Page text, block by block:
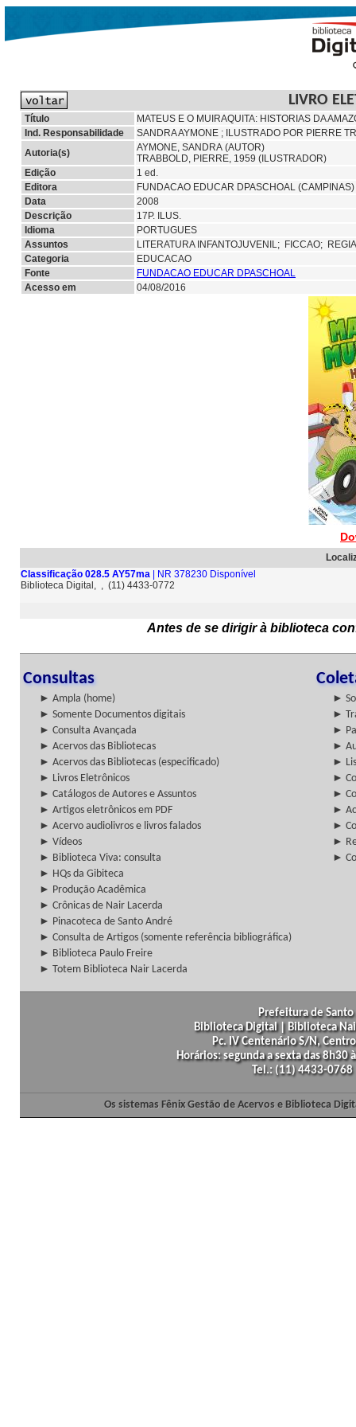
LIVRO
Título
MATEUS E O MUIRAQUITA: HISTORIAS DA
Ind. Responsabilidade
SANDRA AYMONE ; ILUSTRADO POR PIERRE
Autoria(s)
AYMONE, SANDRA (AUTOR)
TRABBOLD, PIERRE, 1959 (ILUSTRADOR)
Edição
1 ed.
Editora
FUNDACAO EDUCAR DPASCHOAL (CAMPINAS)
Data
2008
Descrição
17P. ILUS.
Idioma
PORTUGUES
Assuntos
LITERATURA INFANTOJUVENIL; FICCAO;
Categoria
EDUCACAO
Fonte
FUNDACAO EDUCAR DPASCHOAL
Acesso em
04/08/2016
Classificação 028.5 AY57ma | NR 378230 Disponível
Biblioteca Digital, , (11) 4433-0772
Antes de se dirigir à biblioteca
Consultas
► Ampla (home)
►
► Somente Documentos digitais
►
► Consulta Avançada
►
► Acervos das Bibliotecas
►
► Acervos das Bibliotecas (especificado)
►
► Livros Eletrônicos
►
► Catálogos de Autores e Assuntos
►
► Artigos eletrônicos em PDF
►
► Acervo audiolivros e livros falados
►
► Vídeos
►
► Biblioteca Viva: consulta
►
► HQs da Gibiteca
► Produção Acadêmica
► Crônicas de Nair Lacerda
► Pinacoteca de Santo André
► Consulta de Artigos (somente referência bibliográfica)
► Biblioteca Paulo Freire
► Totem Biblioteca Nair Lacerda
Prefeitura de
Biblioteca Digital | Biblioteca
Pc. IV Centenário S/N,
Horários: segunda a sexta das
Tel.: (11) 4433-
Os sistemas Fênix Gestão de Acervos e Biblioteca